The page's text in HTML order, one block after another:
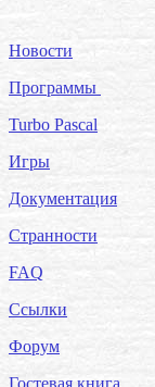
Новости
Программы
Turbo Pascal
Игры
Документация
Странности
FAQ
Ссылки
Форум
Гостевая книга